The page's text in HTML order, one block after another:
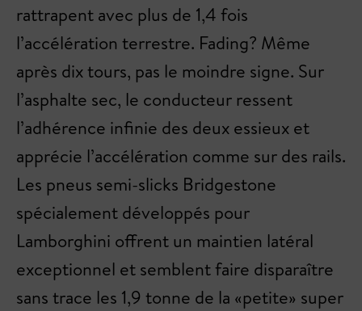
rattrapent avec plus de 1,4 fois
l’accélération terrestre. Fading? Même
après dix tours, pas le moindre signe. Sur
l’asphalte sec, le conducteur ressent
l’adhérence infinie des deux essieux et
apprécie l’accélération comme sur des rails.
Les pneus semi-slicks Bridgestone
spécialement développés pour
Lamborghini offrent un maintien latéral
exceptionnel et semblent faire disparaître
sans trace les 1,9 tonne de la «petite» super